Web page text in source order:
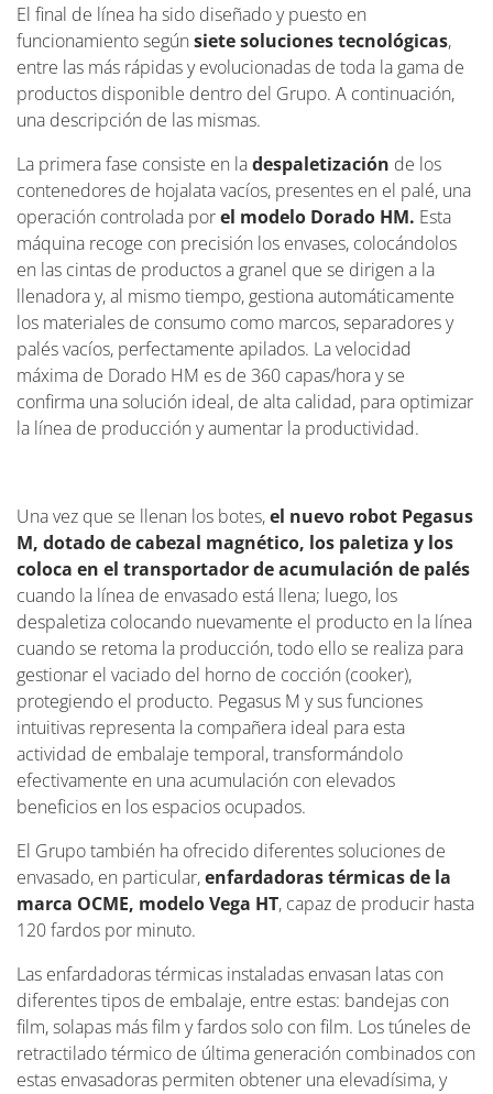
El final de línea ha sido diseñado y puesto en
funcionamiento según siete soluciones tecnológicas,
entre las más rápidas y evolucionadas de toda la gama de
productos disponible dentro del Grupo. A continuación,
una descripción de las mismas.
La primera fase consiste en ladespaletización de los
contenedores de hojalata vacíos, presentes en el palé, una
operación controlada porel modelo Dorado HM. Esta
máquina recoge con precisión los envases, colocándolos
en las cintas de productos a granel que se dirigen a la
llenadora y, al mismo tiempo, gestiona automáticamente
los materiales de consumo como marcos, separadores y
palés vacíos, perfectamente apilados. La velocidad
máxima de Dorado HM es de 360 capas/hora y se
confirma una solución ideal, de alta calidad, para optimizar
la línea de producción y aumentar la productividad.
Una vez que se llenan los botes,el nuevo robot Pegasus
M, dotado de cabezal magnético, los paletiza y los
coloca en el transportador de acumulación de palés
cuando la línea de envasado está llena; luego, los
despaletiza colocando nuevamente el producto en la línea
cuando se retoma la producción, todo ello se realiza para
gestionar el vaciado del horno de cocción (cooker),
protegiendo el producto. Pegasus M y sus funciones
intuitivas representa la compañera ideal para esta
actividad de embalaje temporal, transformándolo
efectivamente en una acumulación con elevados
beneficios en los espacios ocupados.
El Grupo también ha ofrecido diferentes soluciones de
envasado, en particular,enfardadoras térmicas de la
marca OCME, modelo Vega HT, capaz de producir hasta
120 fardos por minuto.
Las enfardadoras térmicas instaladas envasan latas con
diferentes tipos de embalaje, entre estas: bandejas con
film, solapas más film y fardos solo con film. Los túneles de
retractilado térmico de última generación combinados con
estas envasadoras permiten obtener una elevadísima, y